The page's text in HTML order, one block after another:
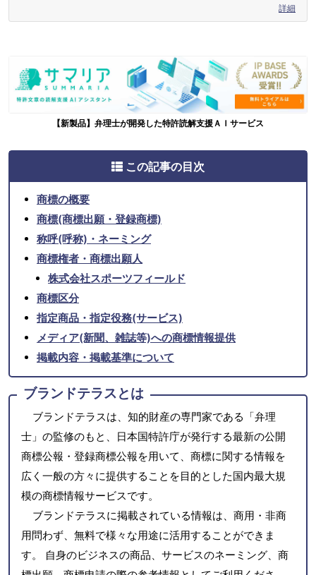
詳細
【新製品】弁理士が開発した特許読解支援ＡＩサービス
この記事の目次
商標の概要
商標(商標出願・登録商標)
称呼(呼称)・ネーミング
商標権者・商標出願人
株式会社スポーツフィールド
商標区分
指定商品・指定役務(サービス)
メディア(新聞、雑誌等)への商標情報提供
掲載内容・掲載基準について
ブランドテラスとは
ブランドテラスは、知的財産の専門家である「弁理
士」の監修のもと、日本国特許庁が発行する最新の公開
商標公報・登録商標公報を用いて、商標に関する情報を
広く一般の方々に提供することを目的とした国内最大規
模の商標情報サービスです。
ブランドテラスに掲載されている情報は、商用・非商
用問わず、無料で様々な用途に活用することができま
す。 自身のビジネスの商品、サービスのネーミング、商